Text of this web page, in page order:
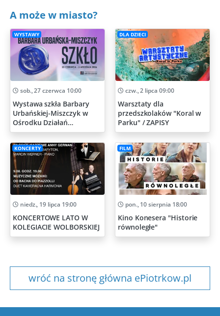
A może w miasto?
WYSTAWY
sob., 27 czerwca 10:00
Wystawa szkła Barbary
Urbańskiej-Miszczyk w
Ośrodku Działań
Artystycznych
DLA DZIECI
czw., 2 lipca 09:00
Warsztaty dla
przedszkolaków "Koral w
Parku" / ZAPISY
KONCERTY
niedz., 19 lipca 19:00
KONCERTOWE LATO W
KOLEGIACIE WOLBORSKIEJ
FILM
pon., 10 sierpnia 18:00
Kino Konesera "Historie
równoległe"
wróć na stronę główna ePiotrkow.pl